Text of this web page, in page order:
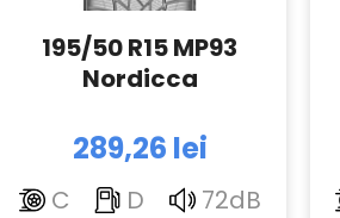
195/50 R15 MP93
Nordicca
289,26 lei
C D 72dB